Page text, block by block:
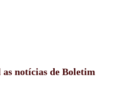
as notícias de Boletim